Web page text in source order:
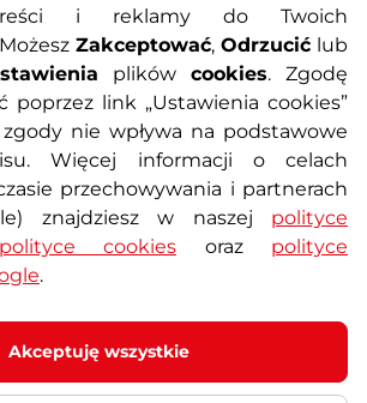
Koszty przesyłek
Program lojalnościowy
Reklamacje i serwis
Wyposażenie siłowni
i reklamy do Twoich
Zakceptować, Odrzucić lub
plików cookies. Zgodę
poprzez link „Ustawienia cookies”
nie wpływa na podstawowe
Więcej informacji o celach
przechowywania i partnerach
znajdziesz w naszej polityce
polityce cookies oraz polityce
.
Akceptuję wszystkie